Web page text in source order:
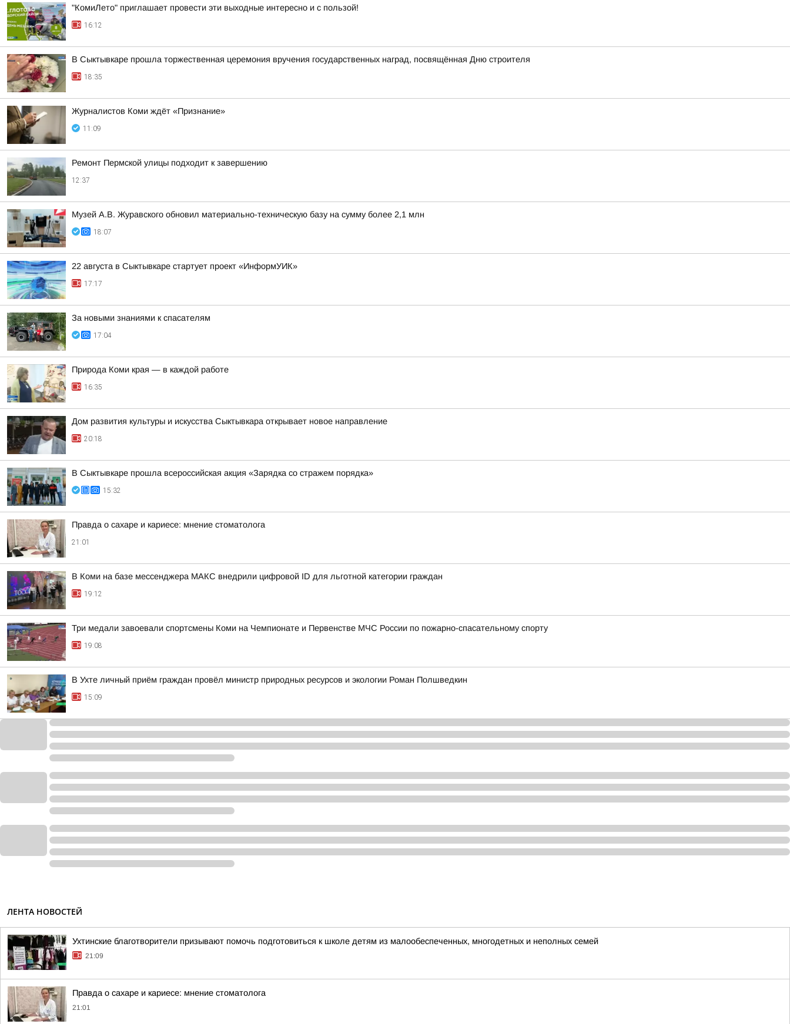
"КомиЛето" приглашает провести эти выходные интересно и с пользой!
16:12
В Сыктывкаре прошла торжественная церемония вручения государственных наград, посвящённая Дню строителя
18:35
Журналистов Коми ждёт «Признание»
11:09
Ремонт Пермской улицы подходит к завершению
12:37
Музей А.В. Журавского обновил материально-техническую базу на сумму более 2,1 млн
18:07
22 августа в Сыктывкаре стартует проект «ИнформУИК»
17:17
За новыми знаниями к спасателям
17:04
Природа Коми края — в каждой работе
16:35
Дом развития культуры и искусства Сыктывкара открывает новое направление
20:18
В Сыктывкаре прошла всероссийская акция «Зарядка со стражем порядка»
15:32
Правда о сахаре и кариесе: мнение стоматолога
21:01
В Коми на базе мессенджера МАКС внедрили цифровой ID для льготной категории граждан
19:12
Три медали завоевали спортсмены Коми на Чемпионате и Первенстве МЧС России по пожарно-спасательному спорту
19:08
В Ухте личный приём граждан провёл министр природных ресурсов и экологии Роман Полшведкин
15:09
ЛЕНТА НОВОСТЕЙ
Ухтинские благотворители призывают помочь подготовиться к школе детям из малообеспеченных, многодетных и неполных семей
21:09
Правда о сахаре и кариесе: мнение стоматолога
21:01